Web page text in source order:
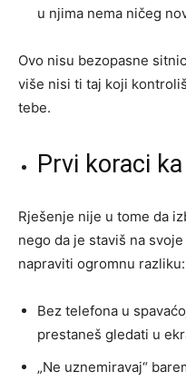
u njima nema ničeg
Ovo nisu bezopasne
više nisi ti taj koji
tebe.
Prvi koraci
Rješenje nije u tome da
nego da je staviš na
napraviti ogromnu razliku:
Bez telefona u
prestaneš gledati u
„Ne uznemiravaj“